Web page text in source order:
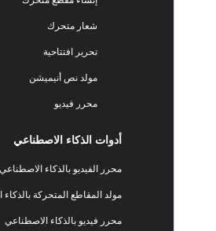
شعار متحرك
تحرير افتتاحية
مولد نص أنيميشن
محرر فيديو
أدوات الذكاء الاصطناعي
محرر الفيديو بالذكاء الاصطناعي
مولد المقاطع المتحركة بالذكاء الاصطناعي
محرر فيديو بالذكاء الاصطناعي